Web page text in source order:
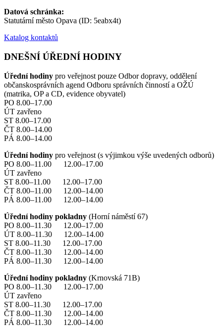
Datová schránka:
Statutární město Opava (ID: 5eabx4t)
Katalog kontaktů
DNEŠNÍ ÚŘEDNÍ HODINY
Úřední hodiny pro veřejnost pouze Odbor dopravy, oddělení
občanskosprávních agend Odboru správních činností a OŽÚ
(matrika, OP a CD, evidence obyvatel)
PO 8.00–17.00
ÚT zavřeno
ST 8.00–17.00
ČT 8.00–14.00
PÁ 8.00–14.00
Úřední hodiny pro veřejnost (s výjimkou výše uvedených odborů)
PO 8.00–11.00 12.00–17.00
ÚT zavřeno
ST 8.00–11.00 12.00–17.00
ČT 8.00–11.00 12.00–14.00
PÁ 8.00–11.00 12.00–14.00
Úřední hodiny pokladny (Horní náměstí 67)
PO 8.00–11.30 12.00–17.00
ÚT 8.00–11.30 12.00–14.00
ST 8.00–11.30 12.00–17.00
ČT 8.00–11.30 12.00–14.00
PÁ 8.00–11.30 12.00–14.00
Úřední hodiny pokladny (Krnovská 71B)
PO 8.00–11.30 12.00–17.00
ÚT zavřeno
ST 8.00–11.30 12.00–17.00
ČT 8.00–11.30 12.00–14.00
PÁ 8.00–11.30 12.00–14.00